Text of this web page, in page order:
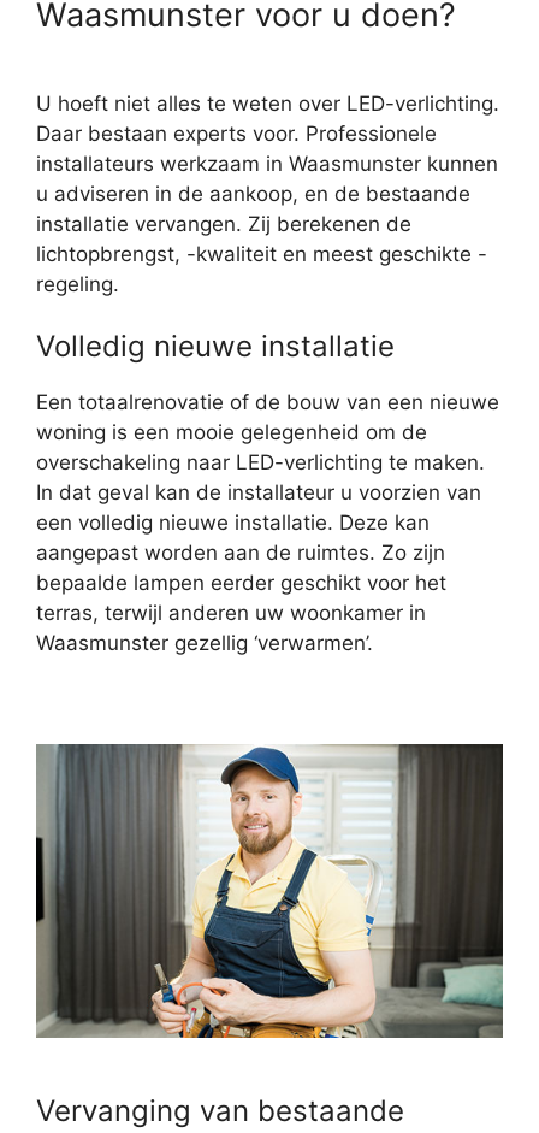
Waasmunster voor u doen?
U hoeft niet alles te weten over LED-verlichting.
Daar bestaan experts voor. Professionele
installateurs werkzaam in Waasmunster kunnen
u adviseren in de aankoop, en de bestaande
installatie vervangen. Zij berekenen de
lichtopbrengst, -kwaliteit en meest geschikte -
regeling.
Volledig nieuwe installatie
Een totaalrenovatie of de bouw van een nieuwe
woning is een mooie gelegenheid om de
overschakeling naar LED-verlichting te maken.
In dat geval kan de installateur u voorzien van
een volledig nieuwe installatie. Deze kan
aangepast worden aan de ruimtes. Zo zijn
bepaalde lampen eerder geschikt voor het
terras, terwijl anderen uw woonkamer in
Waasmunster gezellig ‘verwarmen’.
Vervanging van bestaande